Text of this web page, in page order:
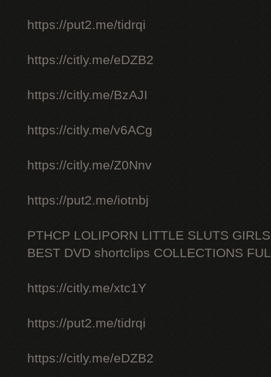
https://put2.me/tidrqi
https://citly.me/eDZB2
https://citly.me/BzAJI
https://citly.me/v6ACg
https://citly.me/Z0Nnv
https://put2.me/iotnbj
PTHCP LOLIPORN LITTLE SLUTS
BEST DVD shortclips COLLECTIONS
https://citly.me/xtc1Y
https://put2.me/tidrqi
https://citly.me/eDZB2